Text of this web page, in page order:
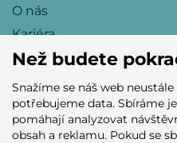
O nás
Kariéra
Přijímáme
Než budete
Snažíme se náš web
potřebujeme data. Sbíráme je
pomáhají analyzovat
obsah a reklamu. Pokud se